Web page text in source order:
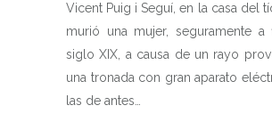
Vicent Puig i Seguí, en la casa del
murió una mujer, seguramente a
siglo XIX, a causa de un rayo
una tronada con gran aparato
las de antes…